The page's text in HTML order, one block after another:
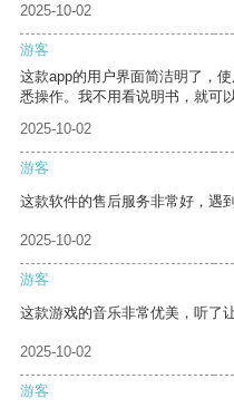
2025-10-02
游客
这款app的用户界面简洁明了，
悉操作。我不用看说明书，就可
2025-10-02
游客
这款软件的售后服务非常好，遇
2025-10-02
游客
这款游戏的音乐非常优美，听了
2025-10-02
游客